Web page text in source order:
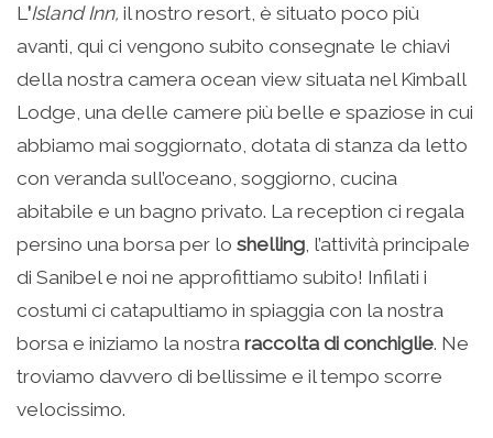
L ’Island Inn, il nostro resort, è situato poco più
avanti, qui ci vengono subito consegnate le chiavi
della nostra camera ocean view situata nel Kimball
Lodge, una delle camere più belle e spaziose in cui
abbiamo mai soggiornato, dotata di stanza da letto
con veranda sull’oceano, soggiorno, cucina
abitabile e un bagno privato. La reception ci regala
persino una borsa per lo shelling , l’attività principale
di Sanibel e noi ne approfittiamo subito! Infilati i
costumi ci catapultiamo in spiaggia con la nostra
borsa e iniziamo la nostra raccolta di conchiglie. Ne
troviamo davvero di bellissime e il tempo scorre
velocissimo.